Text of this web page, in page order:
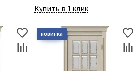
Купить в 1 клик